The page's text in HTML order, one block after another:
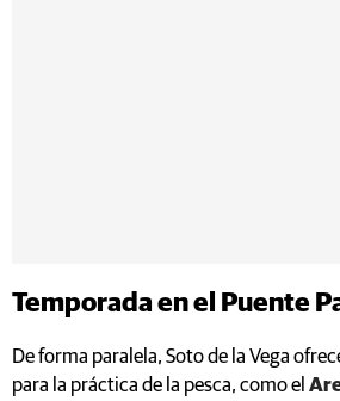
Temporada en el Puente
De forma paralela, Soto de la Vega
para la práctica de la pesca, como el